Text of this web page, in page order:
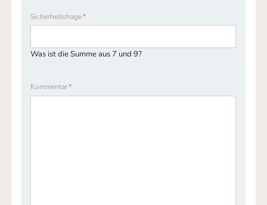
Pflichtfeld
Sicherheitsfrage*
Was ist die Summe aus 7 und 9?
Pflichtfeld
Kommentar*